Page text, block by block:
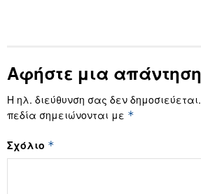
Αφήστε μια απάντηση
Η ηλ. διεύθυνση σας δεν δημοσιεύεται.
πεδία σημειώνονται με *
Σχόλιο *